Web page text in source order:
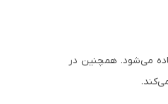
استفاده می‌شود. همچنین در